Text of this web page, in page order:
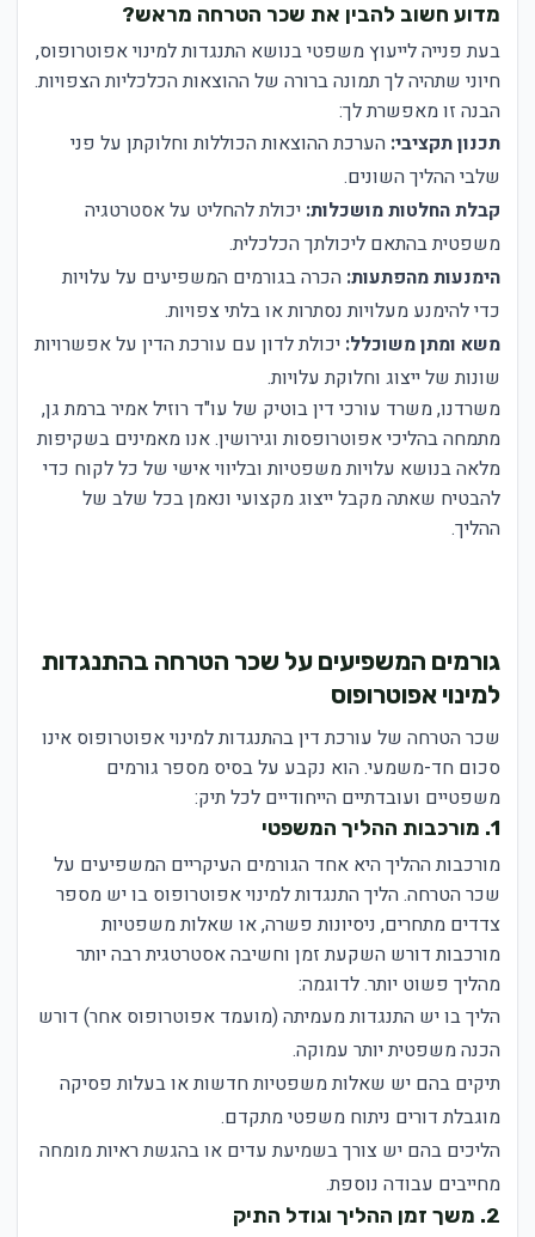
מדוע חשוב להבין את שכר הטרחה מראש?
בעת פנייה לייעוץ משפטי בנושא התנגדות למינוי אפוטרופוס,
חיוני שתהיה לך תמונה ברורה של ההוצאות הכלכליות הצפויות.
הבנה זו מאפשרת לך:
תכנון תקציבי: הערכת ההוצאות הכוללות וחלוקתן על פני
שלבי ההליך השונים.
קבלת החלטות מושכלות: יכולת להחליט על אסטרטגיה
משפטית בהתאם ליכולתך הכלכלית.
הימנעות מהפתעות: הכרה בגורמים המשפיעים על עלויות
כדי להימנע מעלויות נסתרות או בלתי צפויות.
משא ומתן משוכלל: יכולת לדון עם עורכת הדין על אפשרויות
שונות של ייצוג וחלוקת עלויות.
משרדנו, משרד עורכי דין בוטיק של עו"ד רוזיל אמיר ברמת גן,
מתמחה בהליכי אפוטרופסות וגירושין. אנו מאמינים בשקיפות
מלאה בנושא עלויות משפטיות ובליווי אישי של כל לקוח כדי
להבטיח שאתה מקבל ייצוג מקצועי ונאמן בכל שלב של
ההליך.
גורמים המשפיעים על שכר הטרחה בהתנגדות
למינוי אפוטרופוס
שכר הטרחה של עורכת דין בהתנגדות למינוי אפוטרופוס אינו
סכום חד-משמעי. הוא נקבע על בסיס מספר גורמים
משפטיים ועובדתיים הייחודיים לכל תיק:
1. מורכבות ההליך המשפטי
מורכבות ההליך היא אחד הגורמים העיקריים המשפיעים על
שכר הטרחה. הליך התנגדות למינוי אפוטרופוס בו יש מספר
צדדים מתחרים, ניסיונות פשרה, או שאלות משפטיות
מורכבות דורש השקעת זמן וחשיבה אסטרטגית רבה יותר
מהליך פשוט יותר. לדוגמה:
הליך בו יש התנגדות מעמיתה (מועמד אפוטרופוס אחר) דורש
הכנה משפטית יותר עמוקה.
תיקים בהם יש שאלות משפטיות חדשות או בעלות פסיקה
מוגבלת דורים ניתוח משפטי מתקדם.
הליכים בהם יש צורך בשמיעת עדים או בהגשת ראיות מומחה
מחייבים עבודה נוספת.
2. משך זמן ההליך וגודל התיק